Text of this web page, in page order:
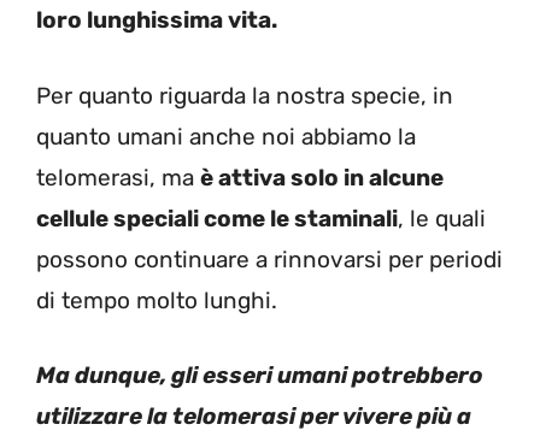
loro lunghissima vita.
Per quanto riguarda la nostra specie, in
quanto umani anche noi abbiamo la
telomerasi, ma è attiva solo in alcune
cellule speciali come le staminali, le quali
possono continuare a rinnovarsi per periodi
di tempo molto lunghi.
Ma dunque, gli esseri umani potrebbero
utilizzare la telomerasi per vivere più a